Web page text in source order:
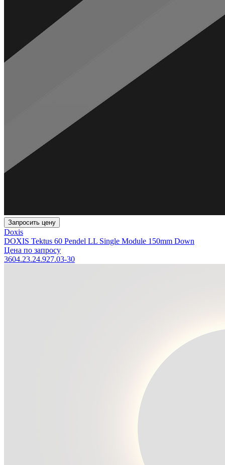
Запросить цену
Doxis
DOXIS Tektus 60 Pendel LL Single Module 150mm Down
Цена по запросу
3604.23.24.927.03-30